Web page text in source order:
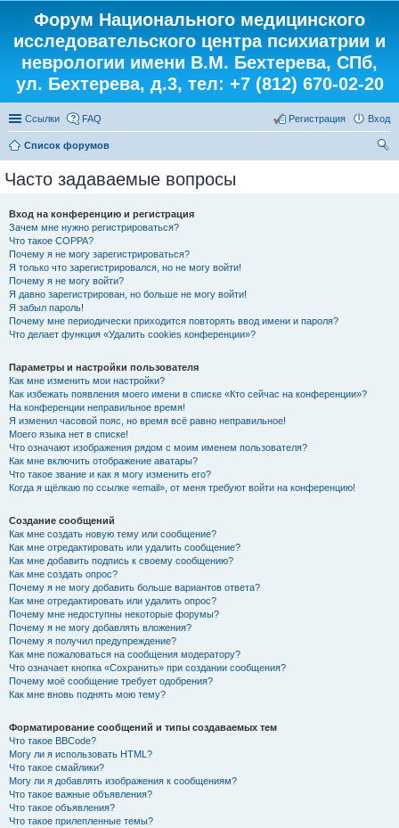
Форум Национального медицинского
исследовательского центра психиатрии и
неврологии имени В.М. Бехтерева, СПб,
ул. Бехтерева, д.3, тел: +7 (812) 670-02-20
Ссылки FAQ Вход
Регистрация
Список форумов
Часто задаваемые вопросы
Вход на конференцию и регистрация
Зачем мне нужно регистрироваться?
Что такое COPPA?
Почему я не могу зарегистрироваться?
Я только что зарегистрировался, но не могу войти!
Почему я не могу войти?
Я давно зарегистрирован, но больше не могу войти!
Я забыл пароль!
Почему мне периодически приходится повторять ввод имени и пароля?
Что делает функция «Удалить cookies конференции»?
Параметры и настройки пользователя
Как мне изменить мои настройки?
Как избежать появления моего имени в списке «Кто сейчас на конференции»?
На конференции неправильное время!
Я изменил часовой пояс, но время всё равно неправильное!
Моего языка нет в списке!
Что означают изображения рядом с моим именем пользователя?
Как мне включить отображение аватары?
Что такое звание и как я могу изменить его?
Когда я щёлкаю по ссылке «email», от меня требуют войти на конференцию!
Создание сообщений
Как мне создать новую тему или сообщение?
Как мне отредактировать или удалить сообщение?
Как мне добавить подпись к своему сообщению?
Как мне создать опрос?
Почему я не могу добавить больше вариантов ответа?
Как мне отредактировать или удалить опрос?
Почему мне недоступны некоторые форумы?
Почему я не могу добавлять вложения?
Почему я получил предупреждение?
Как мне пожаловаться на сообщения модератору?
Что означает кнопка «Сохранить» при создании сообщения?
Почему моё сообщение требует одобрения?
Как мне вновь поднять мою тему?
Форматирование сообщений и типы создаваемых тем
Что такое BBCode?
Могу ли я использовать HTML?
Что такое смайлики?
Могу ли я добавлять изображения к сообщениям?
Что такое важные объявления?
Что такое объявления?
Что такое прилепленные темы?